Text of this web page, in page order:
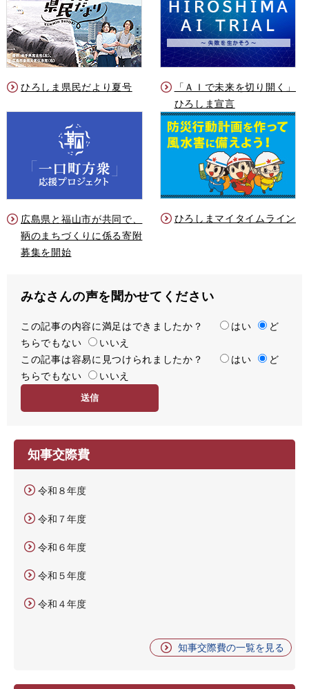
ひろしま県民だより夏号
「ＡＩで未来を切り開く」
ひろしま宣言
広島県と福山市が共同で、
鞆のまちづくりに係る寄附
募集を開始
ひろしまマイタイムライン
みなさんの声を聞かせてください
満
足
度
この記事の内容に満足はできましたか？ はい
ど
ちらでもない
いいえ
容
易
この記事は容易に見つけられましたか？ はい
ど
ちらでもない
いいえ
知事交際費
令和８年度
令和７年度
令和６年度
令和５年度
令和４年度
知事交際費の一覧を見る